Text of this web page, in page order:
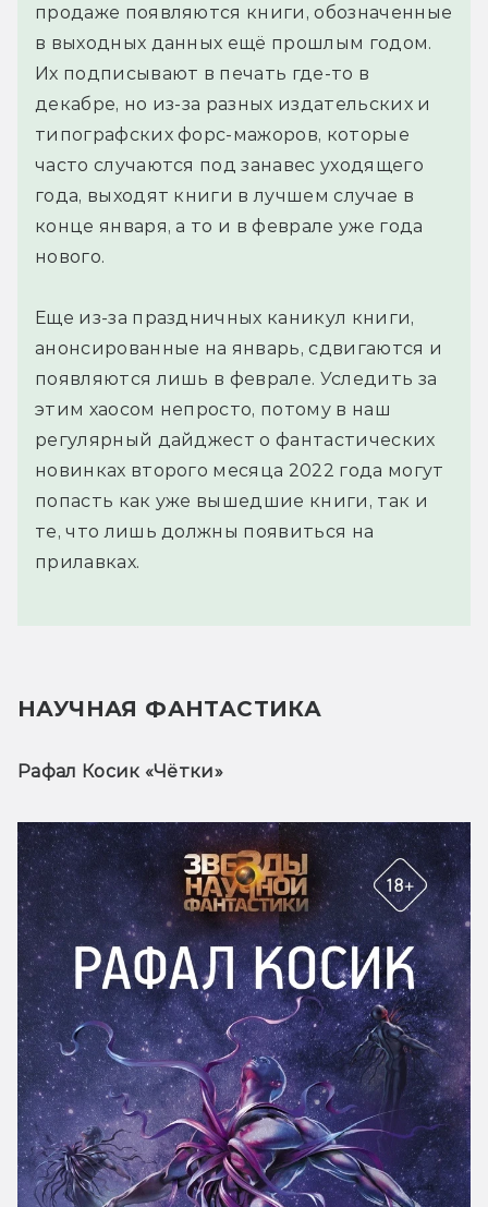
продаже появляются книги, обозначенные
в выходных данных ещё прошлым годом.
Их подписывают в печать где-то в
декабре, но из-за разных издательских и
типографских форс-мажоров, которые
часто случаются под занавес уходящего
года, выходят книги в лучшем случае в
конце января, а то и в феврале уже года
нового.
Еще из-за праздничных каникул книги,
анонсированные на январь, сдвигаются и
появляются лишь в феврале. Уследить за
этим хаосом непросто, потому в наш
регулярный дайджест о фантастических
новинках второго месяца 2022 года могут
попасть как уже вышедшие книги, так и
те, что лишь должны появиться на
прилавках.
НАУЧНАЯ ФАНТАСТИКА
Рафал Косик «Чётки»